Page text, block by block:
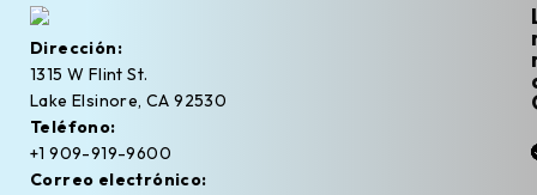
Dirección:
1315 W Flint St.
Lake Elsinore, CA 92530
Teléfono:
+1 909-919-9600
Correo electrónico: